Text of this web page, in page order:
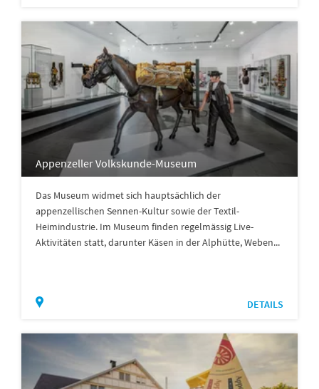
Appenzeller Volkskunde-Museum
Das Museum widmet sich hauptsächlich der
appenzellischen Sennen-Kultur sowie der Textil-
Heimindustrie. Im Museum finden regelmässig Live-
Aktivitäten statt, darunter Käsen in der Alphütte, Weben...
DETAILS